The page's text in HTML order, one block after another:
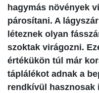
hagymás növények
párosítani. A
léteznek olyan
szoktak virágozni.
értékükön túl már
táplálékot adnak a
rendkívül hasznosak